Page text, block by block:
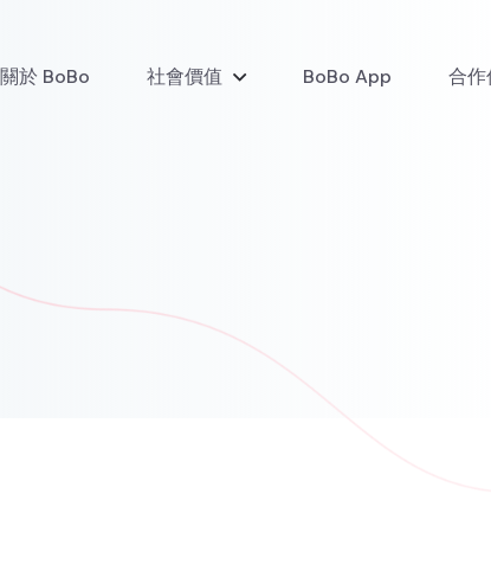
關於 BoBo 社會價值 BoBo App 合作